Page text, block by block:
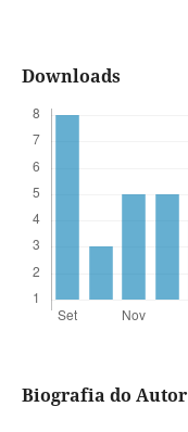
Downloads
Biografia do Autor